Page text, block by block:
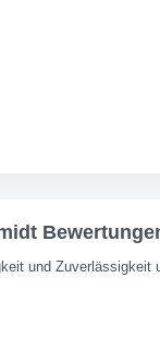
und Zuverlässigkeit